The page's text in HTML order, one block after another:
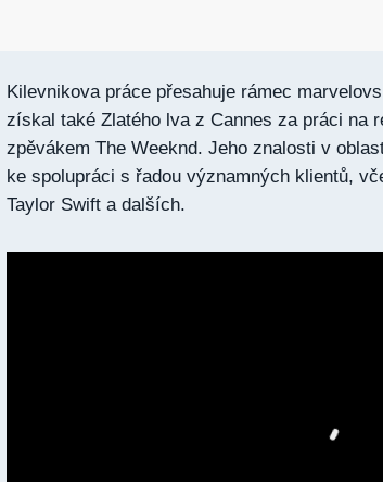
Kilevnikova práce přesahuje rámec
získal také Zlatého lva z Cannes za práci na
zpěvákem The Weeknd. Jeho znalosti v
ke spolupráci s řadou významných klientů,
Taylor Swift a dalších.